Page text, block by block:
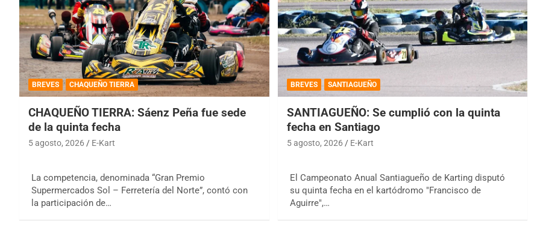
BREVES CHAQUEÑO TIERRA
CHAQUEÑO TIERRA: Sáenz Peña fue sede
de la quinta fecha
5 agosto, 2026 E-Kart
La competencia, denominada “Gran Premio
Supermercados Sol – Ferretería del Norte”, contó con
la participación de…
BREVES SANTIAGUEÑO
SANTIAGUEÑO: Se cumplió con la quinta
fecha en Santiago
5 agosto, 2026 E-Kart
El Campeonato Anual Santiagueño de Karting disputó
su quinta fecha en el kartódromo "Francisco de
Aguirre",…